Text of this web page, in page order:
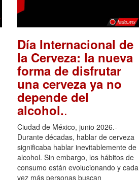
Día Internacional de
la Cerveza: la nueva
forma de disfrutar
una cerveza ya no
depende del
alcohol..
Ciudad de México, junio 2026.-
Durante décadas, hablar de cerveza
significaba hablar inevitablemente de
alcohol. Sin embargo, los hábitos de
consumo están evolucionando y cada
vez más personas buscan